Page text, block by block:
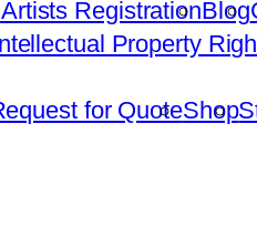
Artists RegistrationBlog
Property
for QuoteShop